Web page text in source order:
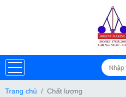
Trang chủ Chất lượng